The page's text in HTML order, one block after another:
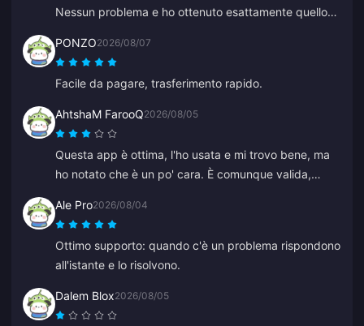
Nessun problema e ho ottenuto esattamente quello
PONZO2026/08/07
Facile da pagare, trasferimento rapido.
AhtshaM FarooQ2026/08/05
Questa app è ottima, l'ho usata e mi trovo bene, ma
ho notato che è un po' cara. È comunque valida,
Ale Pro2026/08/04
Ottimo supporto: quando c'è un problema rispondono
all'istante e lo risolvono.
Dalem Blox2026/08/05